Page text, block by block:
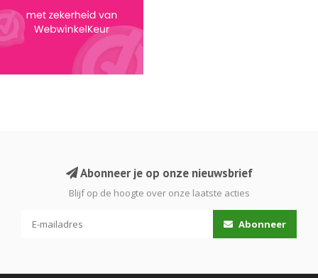
Abonneer je op onze nieuwsbrief
Blijf op de hoogte over onze laatste acties
Abonneer